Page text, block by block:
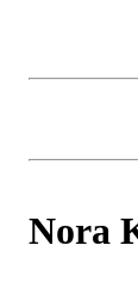
Nora